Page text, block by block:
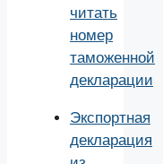
читать
номер
таможенной
декларации
Экспортная
декларация